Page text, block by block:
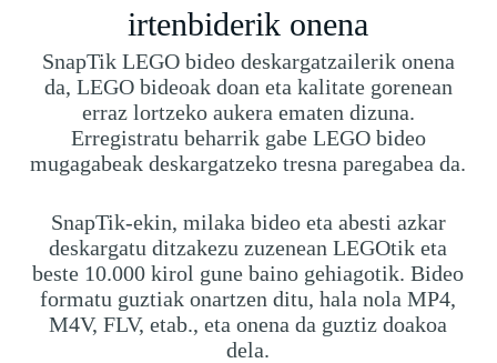
irtenbiderik onena
SnapTik LEGO bideo deskargatzailerik onena
da, LEGO bideoak doan eta kalitate gorenean
erraz lortzeko aukera ematen dizuna.
Erregistratu beharrik gabe LEGO bideo
mugagabeak deskargatzeko tresna paregabea da.
SnapTik-ekin, milaka bideo eta abesti azkar
deskargatu ditzakezu zuzenean LEGOtik eta
beste 10.000 kirol gune baino gehiagotik. Bideo
formatu guztiak onartzen ditu, hala nola MP4,
M4V, FLV, etab., eta onena da guztiz doakoa
dela.